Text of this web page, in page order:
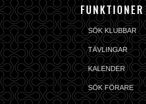
FUNKTIONER
SÖK KLUBBAR
TÄVLINGAR
KALENDER
SÖK FÖRARE